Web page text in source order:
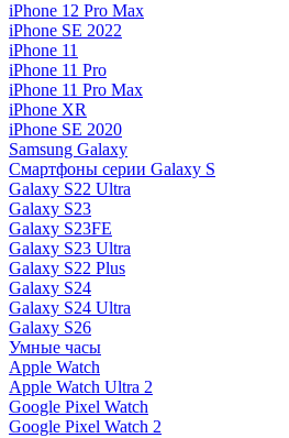
iPhone 12 Pro Max
iPhone SE 2022
iPhone 11
iPhone 11 Pro
iPhone 11 Pro Max
iPhone XR
iPhone SE 2020
Samsung Galaxy
Смартфоны серии Galaxy S
Galaxy S22 Ultra
Galaxy S23
Galaxy S23FE
Galaxy S23 Ultra
Galaxy S22 Plus
Galaxy S24
Galaxy S24 Ultra
Galaxy S26
Умные часы
Apple Watch
Apple Watch Ultra 2
Google Pixel Watch
Google Pixel Watch 2